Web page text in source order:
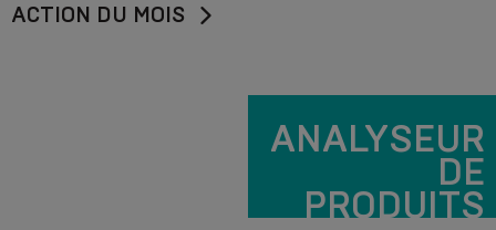
ACTION DU MOIS
ANALYSEUR
DE
PRODUITS